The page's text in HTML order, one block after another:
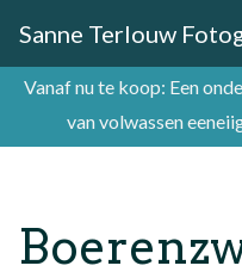
Sanne Terlouw
Vanaf nu te koop: Een
van volwassen